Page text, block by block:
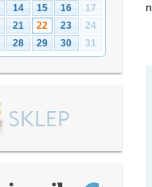
14 15 16
17
21 22 23
24
28 29 30 31